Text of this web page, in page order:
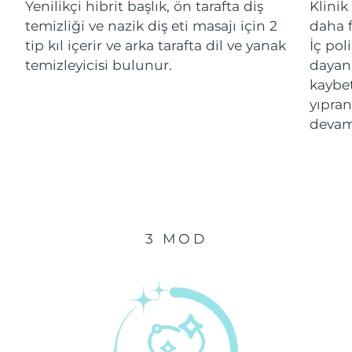
Yenilikçi hibrit başlık, ön tarafta diş
temizliği ve nazik diş eti masajı için 2
tip kıl içerir ve arka tarafta dil ve yanak
temizleyicisi bulunur.
Klinik
daha
İç
3 MOD
İsrail
Tahmini teslim tarihi
13/08/2026
Tahmini teslim tarihi
09/08/2026
Tahmini teslim tarihi
12/08/2026